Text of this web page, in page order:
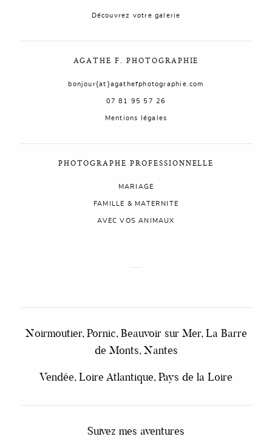
Découvrez votre galerie
AGATHE F. PHOTOGRAPHIE
bonjour{at}agathefphotographie.com
07 81 95 57 26
Mentions légales
PHOTOGRAPHE PROFESSIONNELLE
MARIAGE
FAMILLE & MATERNITE
AVEC VOS ANIMAUX
Noirmoutier, Pornic, Beauvoir sur Mer, La Barre
de Monts, Nantes
Vendée, Loire Atlantique, Pays de la Loire
Suivez mes aventures